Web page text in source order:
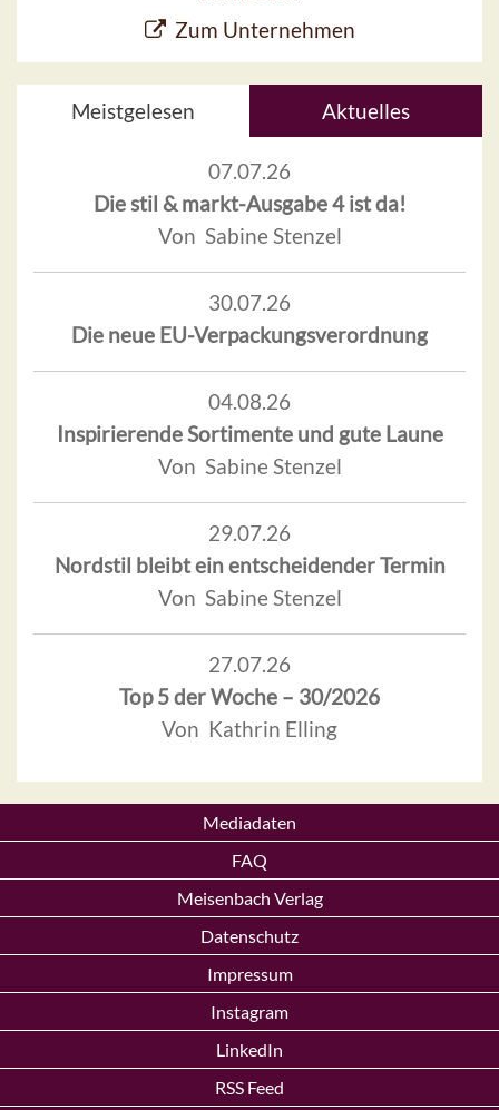
Zum Unternehmen
Meistgelesen Aktuelles
07.07.26
Die stil & markt-Ausgabe 4 ist da!
Von Sabine Stenzel
30.07.26
Die neue EU-Verpackungsverordnung
04.08.26
Inspirierende Sortimente und gute Laune
Von Sabine Stenzel
29.07.26
Nordstil bleibt ein entscheidender Termin
Von Sabine Stenzel
27.07.26
Top 5 der Woche – 30/2026
Von Kathrin Elling
Mediadaten
FAQ
Meisenbach Verlag
Datenschutz
Impressum
Instagram
LinkedIn
RSS Feed